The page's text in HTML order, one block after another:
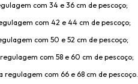
com 34 e 36 cm de pescoço;
com 42 e 44 cm de pescoço;
com 50 e 52 cm de pescoço;
com 58 e 60 cm de pescoço;
regulagem com 66 e 68 cm de pescoço.